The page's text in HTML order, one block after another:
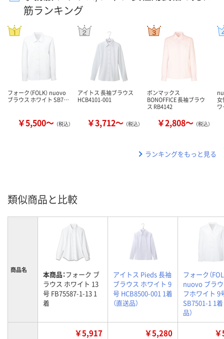
筋ランキング
フォーク（FOLK） nuovo
ブラウス ホワイト SB7…
￥5,500～ （税込）
アイトス 長袖ブラウス
HCB4101-001
￥3,712～ （税込）
ボンマックス
BONOFFICE 長袖ブラウ
ス RB4142
￥2,808～ （税込）
女
ランキングをもっと見る
類似商品と比較
商品名 本商品：フォーク ブ
ラウス ホワイト 13
号 FB75587-1-13 1
着
アイトス Pieds 長袖
ブラウス ホワイト 9
号 HCB8500-001 1着
（直送品）
フォーク（
nuovo ブラ
フホワイト 9
SB7501-1 1着
品）
￥5,917 ￥5,280